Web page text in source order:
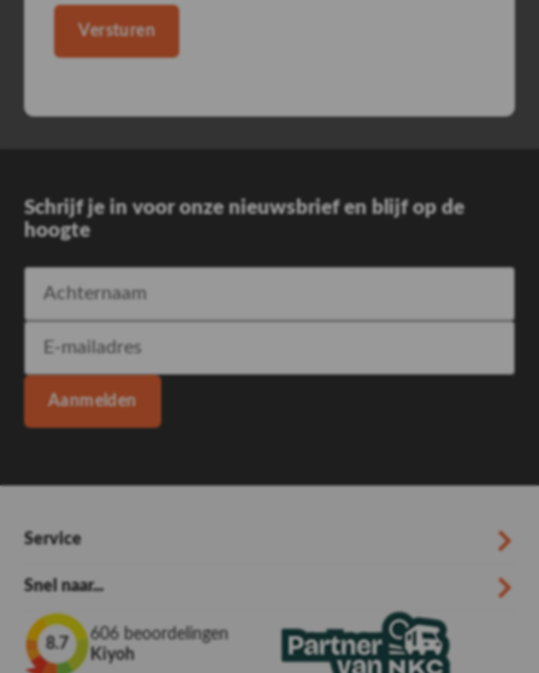
Versturen
Schrijf je in voor onze nieuwsbrief en blijf op de
hoogte
Aanmelden
Service
Snel naar...
8.7
606 beoordelingen
Kiyoh